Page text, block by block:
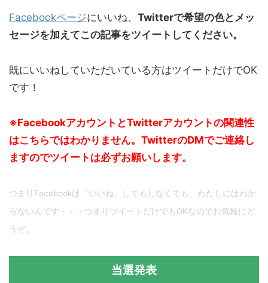
Facebookページにいいね、 Twitterで希望の色とメッ
セージを加えてこの記事をツイートしてください。
既にいいねしていただいている方はツイートだけでOK
です！
※FacebookアカウントとTwitterアカウントの関連性
はこちらではわかりません。TwitterのDMでご連絡し
ますのでツイートは必ずお願いします。
つまりFacebookは「いいね」してもしなくても、わたしにはわか
らないんです・・・つまりツイートだけでもOKなのでお気軽にど
うぞ。
当選発表